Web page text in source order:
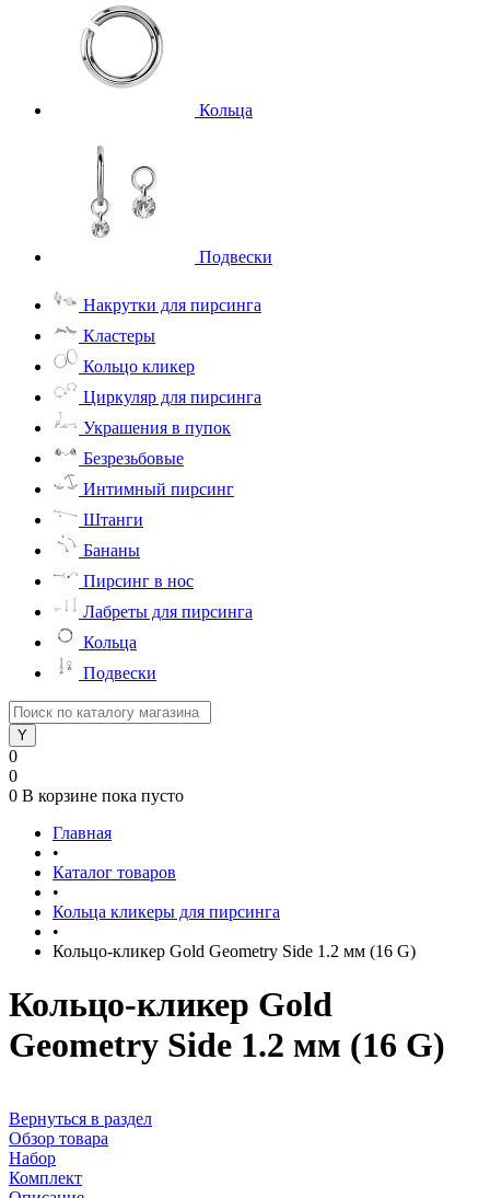
Кольца
Подвески
Накрутки для пирсинга
Кластеры
Кольцо кликер
Циркуляр для пирсинга
Украшения в пупок
Безрезьбовые
Интимный пирсинг
Штанги
Бананы
Пирсинг в нос
Лабреты для пирсинга
Кольца
Подвески
0
0
0 В корзине пока пусто
Главная
•
Каталог товаров
•
Кольца кликеры для пирсинга
•
Кольцо-кликер Gold Geometry Side 1.2 мм (16 G)
Кольцо-кликер Gold
Geometry Side 1.2 мм (16 G)
Вернуться в раздел
Обзор товара
Набор
Комплект